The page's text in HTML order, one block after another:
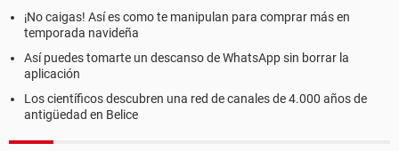
¡No caigas! Así es como te manipulan para comprar más en
temporada navideña
Así puedes tomarte un descanso de WhatsApp sin borrar la
aplicación
Los científicos descubren una red de canales de 4.000 años de
antigüedad en Belice